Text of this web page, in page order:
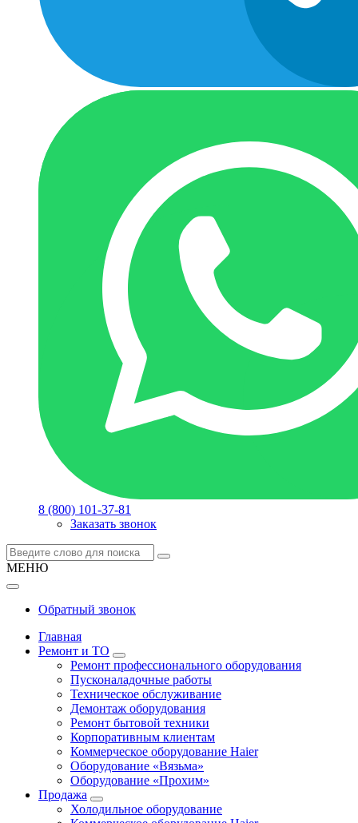
8 (800) 101-37-81
Заказать звонок
МЕНЮ
Обратный звонок
Главная
Ремонт и ТО
Ремонт профессионального оборудования
Пусконаладочные работы
Техническое обслуживание
Демонтаж оборудования
Ремонт бытовой техники
Корпоративным клиентам
Коммерческое оборудование Haier
Оборудование «Вязьма»
Оборудование «Прохим»
Продажа
Холодильное оборудование